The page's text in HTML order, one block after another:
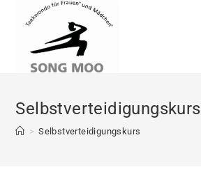
Inhalt
Selbstverteidigungskurs
> Selbstverteidigungskurs